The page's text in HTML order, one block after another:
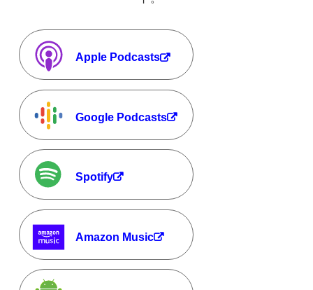
Apple Podcasts
Google Podcasts
Spotify
Amazon Music